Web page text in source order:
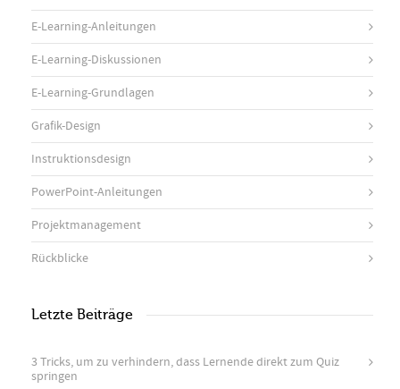
E-Learning-Anleitungen
E-Learning-Diskussionen
E-Learning-Grundlagen
Grafik-Design
Instruktionsdesign
PowerPoint-Anleitungen
Projektmanagement
Rückblicke
Letzte Beiträge
3 Tricks, um zu verhindern, dass Lernende direkt zum Quiz
springen